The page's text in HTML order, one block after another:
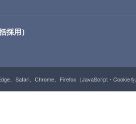
採用）
、Safari、Chrome、Firefox（JavaScript・Cookie